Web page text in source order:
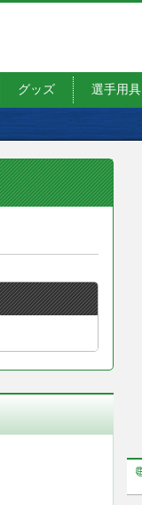
グッズ 選手用具